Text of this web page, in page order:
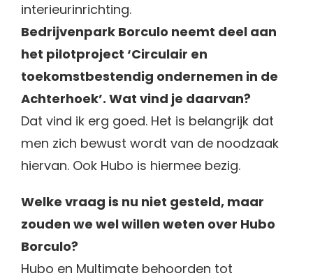
interieurinrichting.
Bedrijvenpark Borculo neemt deel aan
het pilotproject ‘Circulair en
toekomstbestendig ondernemen in de
Achterhoek’. Wat vind je daarvan?
Dat vind ik erg goed. Het is belangrijk dat
men zich bewust wordt van de noodzaak
hiervan. Ook Hubo is hiermee bezig.
Welke vraag is nu niet gesteld, maar
zouden we wel willen weten over Hubo
Borculo?
Hubo en Multimate behoorden tot